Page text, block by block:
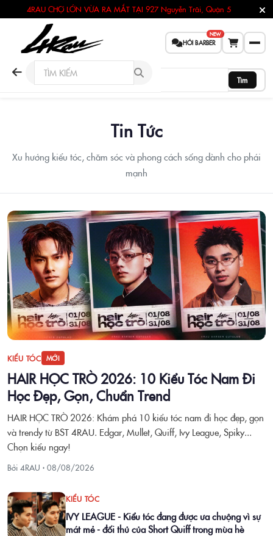
4RAU CHỢ LỚN VỪA RA MẮT TẠI 927 Nguyễn Trãi, Quận 5
HỎI BARBER
NEW
Tìm
Tin Tức
Xu hướng kiểu tóc, chăm sóc và phong cách sống dành cho phái
mạnh
KIỂU TÓC MỚI
HAIR HỌC TRÒ 2026: 10 Kiểu Tóc Nam Đi
Học Đẹp, Gọn, Chuẩn Trend
HAIR HỌC TRÒ 2026: Khám phá 10 kiểu tóc nam đi học đẹp, gọn
và trendy từ BST 4RAU. Edgar, Mullet, Quiff, Ivy League, Spiky...
Chọn kiểu ngay!
Bởi 4RAU · 08/08/2026
KIỂU TÓC
IVY LEAGUE - Kiểu tóc đang được ưa chuộng vì sự
mát mẻ - đối thủ của Short Quiff trong mùa hè